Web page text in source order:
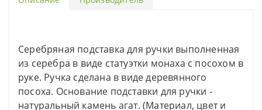
Серебряная подставка для ручки выполненная
из серебра в виде статуэтки монаха с посохом в
руке. Ручка сделана в виде деревянного
посоха. Основание подставки для ручки -
натуральный камень агат. (Материал, цвет и